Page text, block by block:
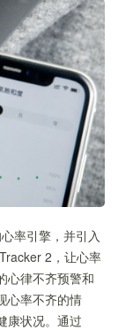
率引擎，并引入
2，让心率
心律不齐预警和
心率不齐的情
康状况。通过